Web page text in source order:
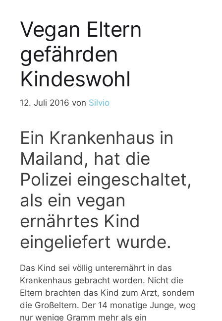
Vegan Eltern
gefährden
Kindeswohl
12. Juli 2016 von Silvio
Ein Krankenhaus in
Mailand, hat die
Polizei eingeschaltet,
als ein vegan
ernährtes Kind
eingeliefert wurde.
Das Kind sei völlig unterernährt in das
Krankenhaus gebracht worden. Nicht die
Eltern brachten das Kind zum Arzt, sondern
die Großeltern. Der 14 monatige Junge, wog
nur wenige Gramm mehr als ein